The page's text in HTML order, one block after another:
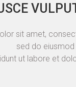
sit amet,
sed do eiusmod
ut labore et